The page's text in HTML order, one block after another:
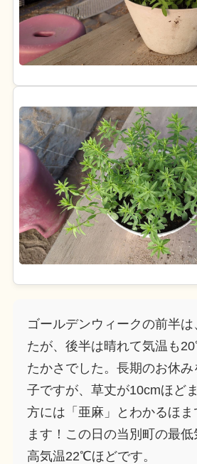
ゴールデンウィークの前半は
たが、後半は晴れて気温も
たかさでした。長期のお休
子ですが、草丈が10cmほど
方には「亜麻」とわかるほ
ます！この日の当別町の最
高気温22℃ほどです。